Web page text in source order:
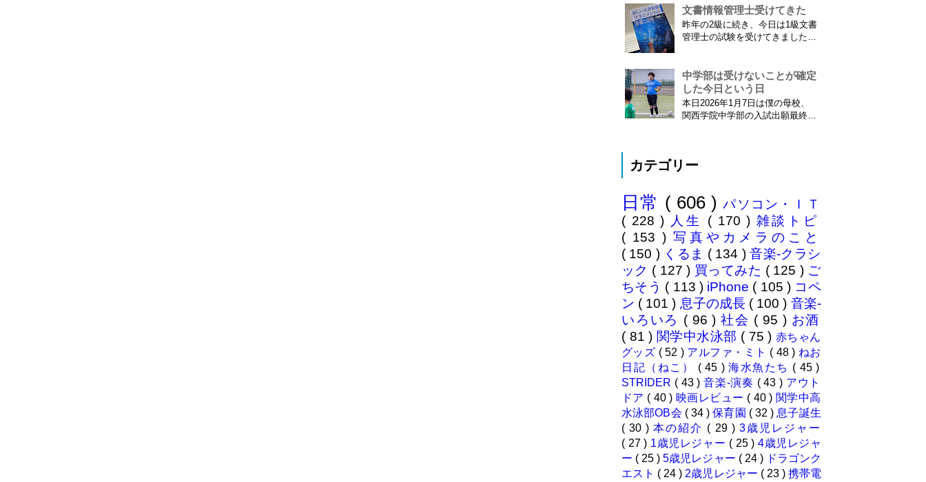
た。息子はまだ8ヶ月なので基本
ヒザの上なのですが、問題はベビ
ーカーをどうするか。色々事前に
調べたことと、実際に乗ってわか
東海道新幹線限定ネタもあります
ので...
文書情報管理士受けてきた
昨年の2級に続き、今日は1級文書
管理士の試験を受けてきました。
かしい…。 ※後日追記※ 無事合
格してました。しかも成績が上位
3名以内？とかで表彰してもらい
ました\( ˆoˆ )/ 文書の取り扱いや
中学部は受けないことが確定
した今日という日
本日2026年1月7日は僕の母校、
関西学院中学部の入試出願最終日
分の息子が12歳になったら母校中
その可能性がほぼなくなったこと
は...
カテゴリー
日常 ( 606 )パソコン・ＩＴ
( 228 ) 人生 ( 170 ) 雑談トピ
( 153 ) 写真やカメラのこと
( 150 ) くるま ( 134 )音楽-クラシ
ック ( 127 ) 買ってみた ( 125 ) ご
ちそう ( 113 ) iPhone ( 105 ) コペ
ン ( 101 ) 息子の成長 ( 100 ) 音楽-
いろいろ ( 96 )社会 ( 95 ) お酒
( 81 ) 関学中水泳部 ( 75 ) 赤ちゃん
グッズ ( 52 ) アルファ・ミト ( 48 ) ねお
日記（ねこ） ( 45 ) 海水魚たち ( 45 )
STRIDER ( 43 )音楽-演奏 ( 43 ) アウト
ドア ( 40 ) 映画レビュー ( 40 ) 関学中高
水泳部OB会 ( 34 )保育園 ( 32 ) 息子誕生
( 30 )本の紹介 ( 29 ) 3歳児レジャー
( 27 ) 1歳児レジャー ( 25 ) 4歳児レジャ
ー ( 25 )5歳児レジャー ( 24 ) ドラゴンク
エスト ( 24 ) 2歳児レジャー ( 23 ) 携帯電